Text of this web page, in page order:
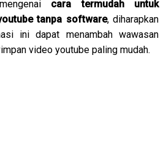
cara termudah untuk
tanpa software, diharapkan
ini dapat menambah wawasan
video youtube paling mudah.